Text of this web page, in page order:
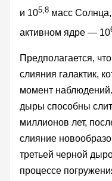
и 105,8масс Солнца,
активном ядре — 10
Предполагается,
слияния галактик,
момент
дыры способны
миллионов лет,
слияние
третьей черной
процессе